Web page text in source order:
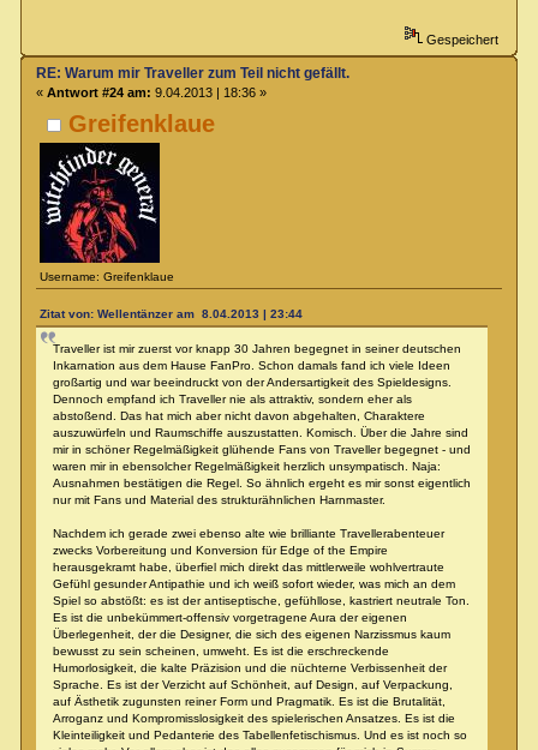
Gespeichert
Greifenklaue
Username: Greifenklaue
RE: Warum mir Traveller zum Teil nicht gefällt.
« Antwort #24 am: 9.04.2013 | 18:36 »
Zitat von: Wellentänzer am 8.04.2013 | 23:44
Traveller ist mir zuerst vor knapp 30 Jahren begegnet in seiner deutschen
Inkarnation aus dem Hause FanPro. Schon damals fand ich viele Ideen
großartig und war beeindruckt von der Andersartigkeit des Spieldesigns.
Dennoch empfand ich Traveller nie als attraktiv, sondern eher als
abstoßend. Das hat mich aber nicht davon abgehalten, Charaktere
auszuwürfeln und Raumschiffe auszustatten. Komisch. Über die Jahre sind
mir in schöner Regelmäßigkeit glühende Fans von Traveller begegnet - und
waren mir in ebensolcher Regelmäßigkeit herzlich unsympatisch. Naja:
Ausnahmen bestätigen die Regel. So ähnlich ergeht es mir sonst eigentlich
nur mit Fans und Material des strukturähnlichen Harnmaster.
Nachdem ich gerade zwei ebenso alte wie brilliante Travellerabenteuer
zwecks Vorbereitung und Konversion für Edge of the Empire
herausgekramt habe, überfiel mich direkt das mittlerweile wohlvertraute
Gefühl gesunder Antipathie und ich weiß sofort wieder, was mich an dem
Spiel so abstößt: es ist der antiseptische, gefühllose, kastriert neutrale Ton.
Es ist die unbekümmert-offensiv vorgetragene Aura der eigenen
Überlegenheit, der die Designer, die sich des eigenen Narzissmus kaum
bewusst zu sein scheinen, umweht. Es ist die erschreckende
Humorlosigkeit, die kalte Präzision und die nüchterne Verbissenheit der
Sprache. Es ist der Verzicht auf Schönheit, auf Design, auf Verpackung,
auf Ästhetik zugunsten reiner Form und Pragmatik. Es ist die Brutalität,
Arroganz und Kompromisslosigkeit des spielerischen Ansatzes. Es ist die
Kleinteiligkeit und Pedanterie des Tabellenfetischismus. Und es ist noch so